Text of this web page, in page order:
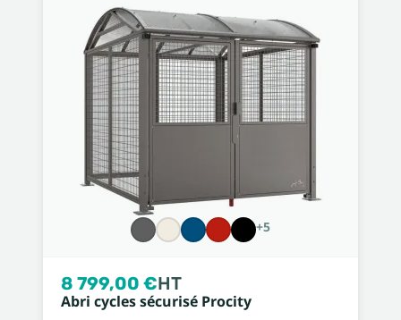
+5
8 799,00 €HT
Abri cycles sécurisé Procity